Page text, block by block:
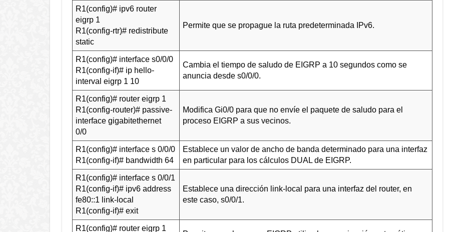
R1(config)# ipv6 router
eigrp 1
R1(config-rtr)# redistribute
static
Permite que se propague la ruta predeterminada IPv6.
R1(config)# interface s0/0/0
R1(config-if)# ip hello-
interval eigrp 1 10
Cambia el tiempo de saludo de EIGRP a 10 segundos como se
anuncia desde s0/0/0.
R1(config)# router eigrp 1
R1(config-router)# passive-
interface gigabitethernet
0/0
Modifica Gi0/0 para que no envíe el paquete de saludo para el
proceso EIGRP a sus vecinos.
R1(config)# interface s 0/0/0
R1(config-if)# bandwidth 64
Establece un valor de ancho de banda determinado para una interfaz
en particular para los cálculos DUAL de EIGRP.
R1(config)# interface s 0/0/1
R1(config-if)# ipv6 address
fe80::1 link-local
R1(config-if)# exit
Establece una dirección link-local para una interfaz del router, en
este caso, s0/0/1.
R1(config)# router eigrp 1